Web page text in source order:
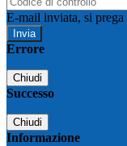
E-mail inviata, si
Errore
Chiudi
Successo
Chiudi
Informazione